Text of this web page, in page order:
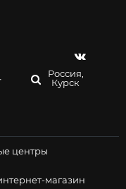
Россия,
Курск
центры
магазин